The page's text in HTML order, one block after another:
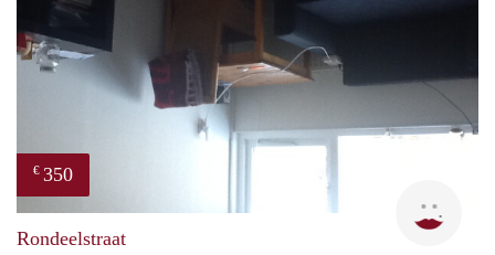
€ 350
Rondeelstraat